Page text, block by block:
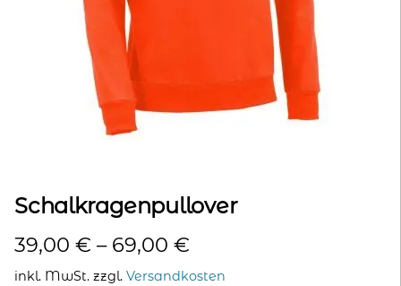
Schalkragenpullover
39,00 € – 69,00 €
inkl. MwSt. zzgl. Versandkosten